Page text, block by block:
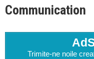
Communication
Trimite-ne noile